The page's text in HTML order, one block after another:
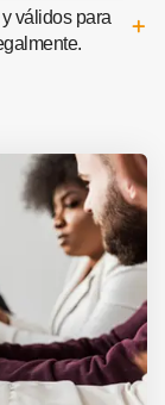
válidos para